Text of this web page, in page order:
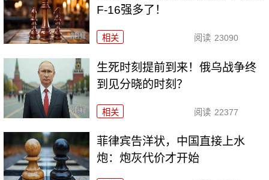
F-16强多了！
相关 阅读 23090
生死时刻提前到来！俄乌战争终
到见分晓的时刻？
相关 阅读 22377
菲律宾告洋状，中国直接上水
炮：炮灰代价才开始